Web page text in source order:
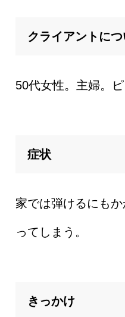
クライアントにつ
50代女性。主婦。ピ
症状
家では弾けるにも
ってしまう。
きっかけ